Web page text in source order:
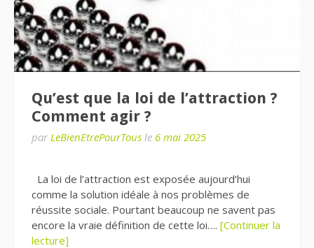
Qu’est que la loi de l’attraction ?
Comment agir ?
par LeBienEtrePourTous le 6 mai 2025
La loi de l’attraction est exposée aujourd’hui
comme la solution idéale à nos problèmes de
réussite sociale. Pourtant beaucoup ne savent pas
encore la vraie définition de cette loi…. [Continuer la
lecture]